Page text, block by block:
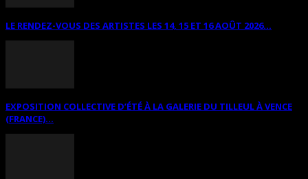
LE RENDEZ-VOUS DES ARTISTES LES 14, 15 ET 16 AOÛT 2026...
EXPOSITION COLLECTIVE D’ÉTÉ À LA GALERIE DU TILLEUL À VENCE
(FRANCE)...